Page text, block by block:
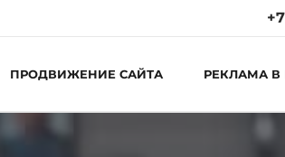
ПРОДВИЖЕНИЕ САЙТА РЕКЛАМА В